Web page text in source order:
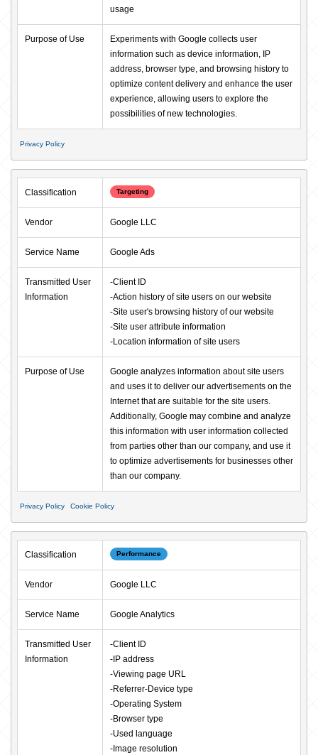
usage
Purpose of Use
Experiments with Google collects user
information such as device information, IP
address, browser type, and browsing history to
optimize content delivery and enhance the user
experience, allowing users to explore the
possibilities of new technologies.
Privacy Policy
Classification Targeting
Vendor Google LLC
Service Name Google Ads
Transmitted User
Information
-Client ID
-Action history of site users on our website
-Site user's browsing history of our website
-Site user attribute information
-Location information of site users
Purpose of Use
Google analyzes information about site users
and uses it to deliver our advertisements on the
Internet that are suitable for the site users.
Additionally, Google may combine and analyze
this information with user information collected
from parties other than our company, and use it
to optimize advertisements for businesses other
than our company.
Privacy Policy Cookie Policy
Classification Performance
Vendor Google LLC
Service Name Google Analytics
Transmitted User
Information
-Client ID
-IP address
-Viewing page URL
-Referrer-Device type
-Operating System
-Browser type
-Used language
-Image resolution